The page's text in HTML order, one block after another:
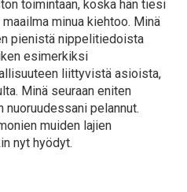
toimintaan, koska hän tiesi
minua kiehtoo. Minä
pienistä nippelitiedoista
esimerkiksi
liittyvistä asioista,
Minä seuraan eniten
nuoruudessani pelannut.
muiden lajien
nyt hyödyt.